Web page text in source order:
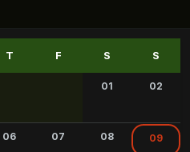
01 02
06 07 08 09